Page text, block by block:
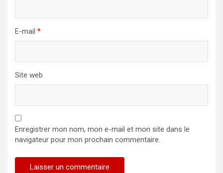
E-mail *
Site web
Enregistrer mon nom, mon e-mail et mon site dans le
navigateur pour mon prochain commentaire.